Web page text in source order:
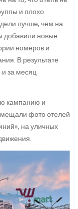
и плохо
лучше, чем на
добавили новые
номеров и
В результате
за месяц
кампанию и
фото отелей
на уличных